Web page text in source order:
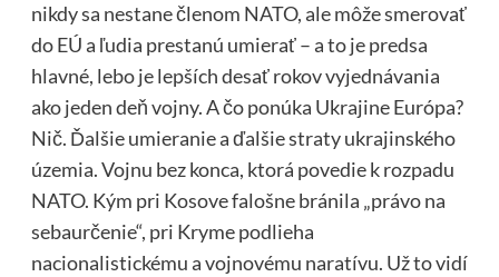
nikdy sa nestane členom NATO, ale môže smerovať
do EÚ a ľudia prestanú umierať – a to je predsa
hlavné, lebo je lepších desať rokov vyjednávania
ako jeden deň vojny. A čo ponúka Ukrajine Európa?
Nič. Ďalšie umieranie a ďalšie straty ukrajinského
územia. Vojnu bez konca, ktorá povedie k rozpadu
NATO. Kým pri Kosove falošne bránila „právo na
sebaurčenie“, pri Kryme podlieha
nacionalistickému a vojnovému naratívu. Už to vidí